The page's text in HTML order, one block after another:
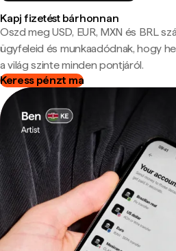
Kapj fizetést bárhonnan
Oszd meg USD, EUR, MXN és BRL
ügyfeleid és munkaadódnak, hogy
a világ szinte minden pontjáról.
Keress pénzt ma